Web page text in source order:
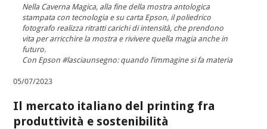
Nella Caverna Magica, alla fine della mostra antologica
stampata con tecnologia e su carta Epson, il poliedrico
fotografo realizza ritratti carichi di intensità, che prendono
vita per arricchire la mostra e rivivere quella magia anche in
futuro.
Con Epson #lasciaunsegno: quando l’immagine si fa materia
05/07/2023
Il mercato italiano del printing fra
produttività e sostenibilità